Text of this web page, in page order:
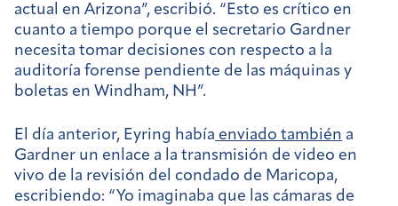
actual en Arizona”, escribió. “Esto es crítico en
cuanto a tiempo porque el secretario Gardner
necesita tomar decisiones con respecto a la
auditoría forense pendiente de las máquinas y
boletas en Windham, NH”.
El día anterior, Eyring había enviado también a
Gardner un enlace a la transmisión de video en
vivo de la revisión del condado de Maricopa,
escribiendo: “Yo imaginaba que las cámaras de